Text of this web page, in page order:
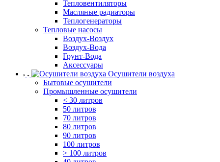
Тепловентиляторы
Масляные радиаторы
Теплогенераторы
Тепловые насосы
Воздух-Воздух
Воздух-Вода
Грунт-Вода
Аксессуары
Осушители воздуха
Бытовые осушители
Промышленные осушители
< 30 литров
50 литров
70 литров
80 литров
90 литров
100 литров
> 100 литров